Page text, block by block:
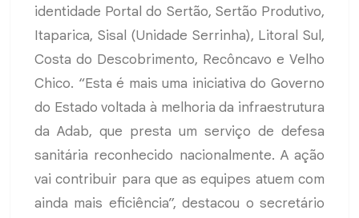
identidade Portal do Sertão, Sertão Produtivo,
Itaparica, Sisal (Unidade Serrinha), Litoral Sul,
Costa do Descobrimento, Recôncavo e Velho
Chico. “Esta é mais uma iniciativa do Governo
do Estado voltada à melhoria da infraestrutura
da Adab, que presta um serviço de defesa
sanitária reconhecido nacionalmente. A ação
vai contribuir para que as equipes atuem com
ainda mais eficiência”, destacou o secretário